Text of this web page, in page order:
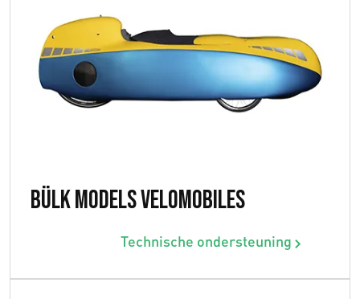
Bülk Models Velomobiles
Technische ondersteuning